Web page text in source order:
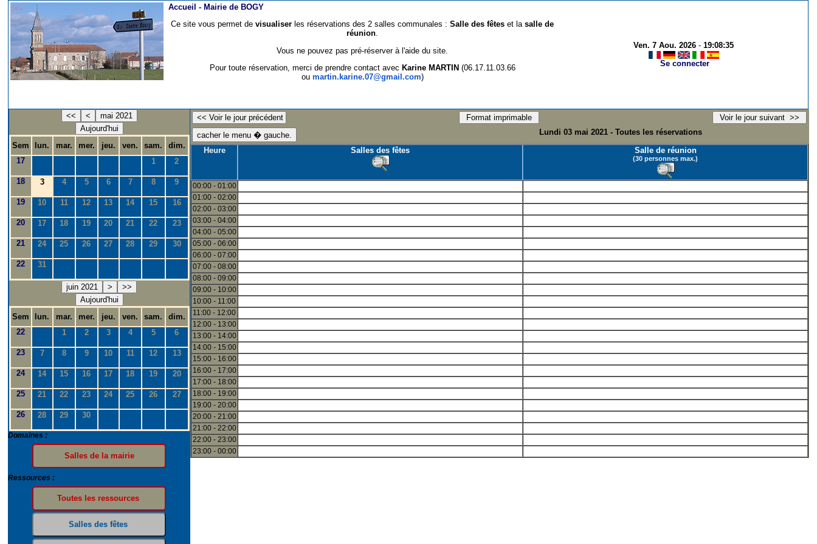
Accueil - Mairie de BOGY
Ce site vous permet devisualiser les réservations des 2 salles communales :Salle des fêtes et lasalle de
réunion.
Vous ne pouvez pas pré-réserver à l'aide du site.
Pour toute réservation, merci de prendre contact avec Karine MARTIN (06.17.11.03.66
ou martin.karine.07@gmail.com)
Ven. 7 Aou. 2026 -19:08:35
Se connecter
<< <
mai 2021
Aujourd'hui
Sem
lun. mar. mer. jeu. ven. sam.
dim.
17
1 2
18 3 4 5 6 7 8 9
19 10 11 12 13 14 15 16
20 17 18 19 20 21 22 23
21 24 25 26 27 28 29 30
22 31
juin 2021 >
>>
Aujourd'hui
Sem
lun. mar. mer. jeu. ven. sam.
dim.
22
1 2 3 4 5 6
23 7 8 9 10 11 12 13
24 14 15 16 17 18 19 20
25 21 22 23 24 25 26 27
26 28 29 30
Domaines :
Ressources :
Lundi 03 mai 2021 - Toutes les réservations
Heure
Salles des fêtes Salle de réunion
(30 personnes max.)
00:00 - 01:00
01:00 - 02:00
02:00 - 03:00
03:00 - 04:00
04:00 - 05:00
05:00 - 06:00
06:00 - 07:00
07:00 - 08:00
08:00 - 09:00
09:00 - 10:00
10:00 - 11:00
11:00 - 12:00
12:00 - 13:00
13:00 - 14:00
14:00 - 15:00
15:00 - 16:00
16:00 - 17:00
17:00 - 18:00
18:00 - 19:00
19:00 - 20:00
20:00 - 21:00
21:00 - 22:00
22:00 - 23:00
23:00 - 00:00